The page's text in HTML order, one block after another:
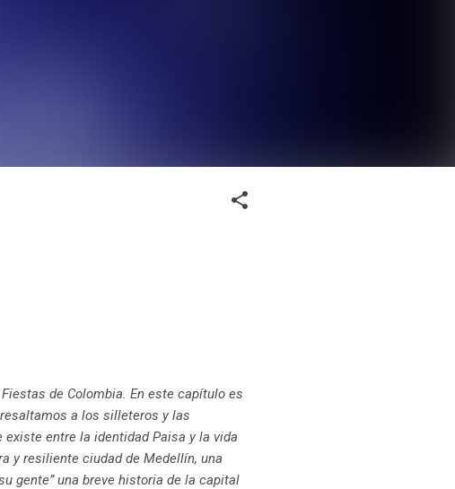
de Colombia. En este capítulo es
a los silleteros y las
entre la identidad Paisa y la vida
y resiliente ciudad de Medellín, una
gente” una breve historia de la capital